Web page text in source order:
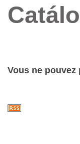
Vous ne pouvez